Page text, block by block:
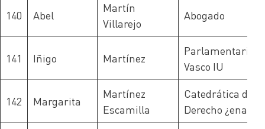
140 Abel
Martín
Villarejo
Abogado
141 Iñigo Martínez
Parlamentario
Vasco IU
142 Margarita
Martínez
Escamilla
Catedrática de
Derecho ¿enal